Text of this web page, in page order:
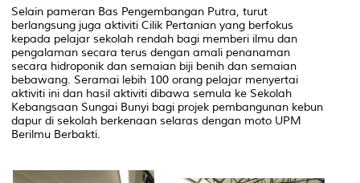
Selain pameran Bas Pengembangan Putra, turut
berlangsung juga aktiviti Cilik Pertanian yang berfokus
kepada pelajar sekolah rendah bagi memberi ilmu dan
pengalaman secara terus dengan amali penanaman
secara hidroponik dan semaian biji benih dan semaian
bebawang. Seramai lebih 100 orang pelajar menyertai
aktiviti ini dan hasil aktiviti dibawa semula ke Sekolah
Kebangsaan Sungai Bunyi bagi projek pembangunan kebun
dapur di sekolah berkenaan selaras dengan moto UPM
Berilmu Berbakti.